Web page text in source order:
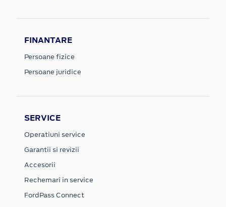
FINANTARE
Persoane fizice
Persoane juridice
SERVICE
Operatiuni service
Garantii si revizii
Accesorii
Rechemari in service
FordPass Connect